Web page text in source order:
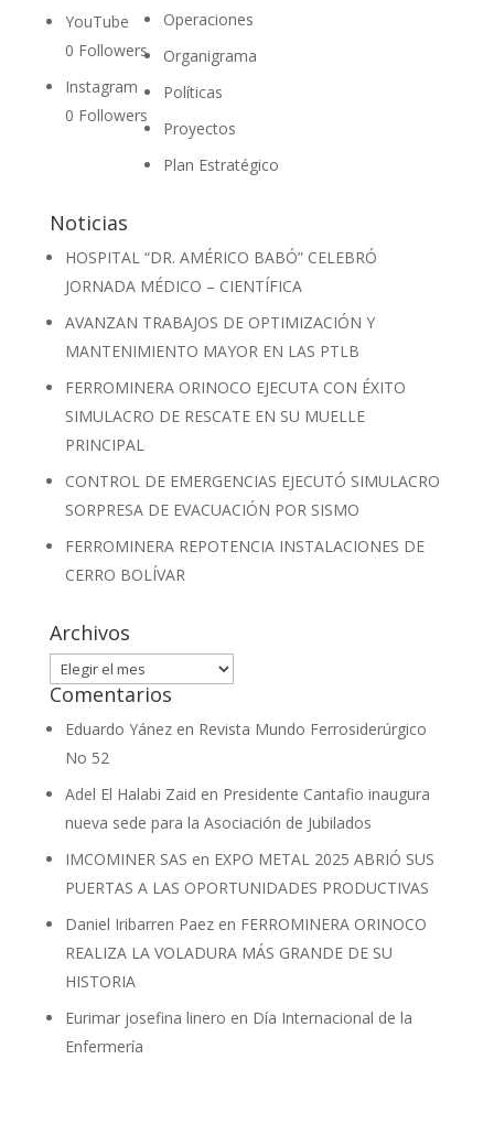
YouTube
0 Followers
Instagram
0 Followers
Operaciones
Organigrama
Políticas
Proyectos
Plan Estratégico
Noticias
HOSPITAL “DR. AMÉRICO BABÓ” CELEBRÓ
JORNADA MÉDICO – CIENTÍFICA
AVANZAN TRABAJOS DE OPTIMIZACIÓN Y
MANTENIMIENTO MAYOR EN LAS PTLB
FERROMINERA ORINOCO EJECUTA CON ÉXITO
SIMULACRO DE RESCATE EN SU MUELLE
PRINCIPAL
CONTROL DE EMERGENCIAS EJECUTÓ SIMULACRO
SORPRESA DE EVACUACIÓN POR SISMO
FERROMINERA REPOTENCIA INSTALACIONES DE
CERRO BOLÍVAR
Archivos
Archivos
Comentarios
Eduardo Yánezen Revista Mundo Ferrosiderúrgico
No 52
Adel El Halabi Zaid en Presidente Cantafio inaugura
nueva sede para la Asociación de Jubilados
IMCOMINER SAS en EXPO METAL 2025 ABRIÓ SUS
PUERTAS A LAS OPORTUNIDADES PRODUCTIVAS
Daniel Iribarren Paezen FERROMINERA ORINOCO
REALIZA LA VOLADURA MÁS GRANDE DE SU
HISTORIA
Eurimar josefina linero en Día Internacional de la
Enfermería